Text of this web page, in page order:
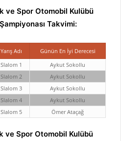
ve Spor Otomobil Kulübü
Takvimi:
Yarış Adı
Günün En İyi Derecesi
Slalom 1
Aykut Sokollu
Slalom 2
Aykut Sokollu
Slalom 3
Aykut Sokollu
Slalom 4
Aykut Sokollu
Slalom 5 Ömer Ataçağ
ve Spor Otomobil Kulübü